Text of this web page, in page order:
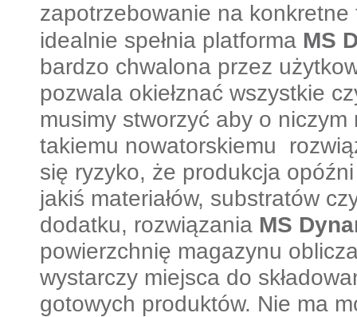
zapotrzebowanie na
idealnie spełnia platforma MS
bardzo chwalona przez
pozwala okiełznać wszystkie
musimy stworzyć aby o
takiemu nowatorskiemu
się ryzyko, że produkcja
jakiś materiałów, substratów
dodatku, rozwiązania MS
powierzchnię magazynu
wystarczy miejsca do
gotowych produktów. Nie ma